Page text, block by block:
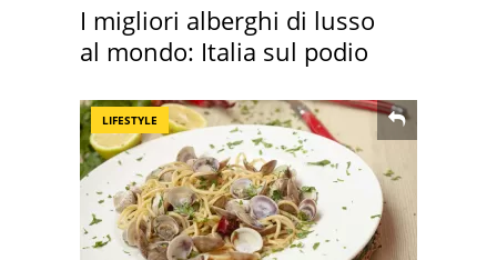
I migliori alberghi di lusso
al mondo: Italia sul podio
LIFESTYLE